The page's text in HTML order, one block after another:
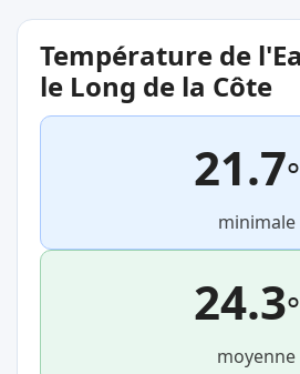
Température de
le Long de la Côte
21.7
minimale
24.3
moyenne